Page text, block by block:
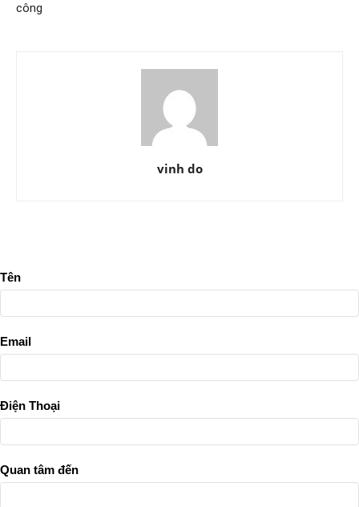
công
vinh do
Tên
Email
Điện Thoại
Quan tâm đến